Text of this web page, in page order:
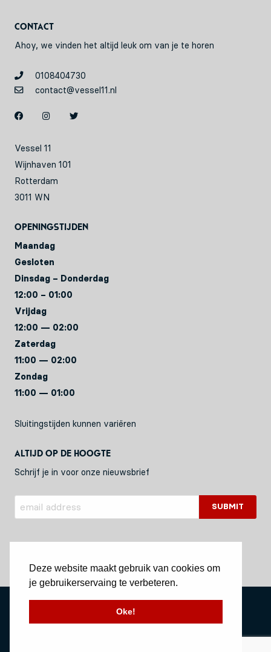
Deze website maakt gebruik van cookies om
je gebruikerservaing te verbeteren.
Oke!
Contact
Ahoy, we vinden het altijd leuk om van je te horen
0108404730
contact@vessel11.nl
Vessel 11
Wijnhaven 101
Rotterdam
3011 WN
Openingstijden
Maandag
Gesloten
Dinsdag – Donderdag
12:00 – 01:00
Vrijdag
12:00 — 02:00
Zaterdag
11:00 — 02:00
Zondag
11:00 — 01:00
Sluitingstijden kunnen variëren
Altijd op de hoogte
Schrijf je in voor onze nieuwsbrief